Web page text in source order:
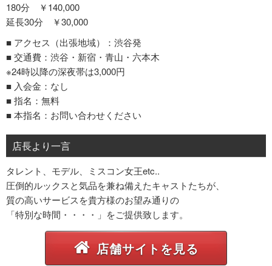
180分 ￥140,000
延長30分 ￥30,000
■ アクセス（出張地域）：渋谷発
■ 交通費：渋谷・新宿・青山・六本木
※24時以降の深夜帯は3,000円
■ 入会金：なし
■ 指名：無料
■ 本指名：お問い合わせください
店長より一言
タレント、モデル、ミスコン女王etc..
圧倒的ルックスと気品を兼ね備えたキャストたちが、
質の高いサービスを貴方様のお望み通りの
「特別な時間・・・・」をご提供致します。
店舗サイトを見る